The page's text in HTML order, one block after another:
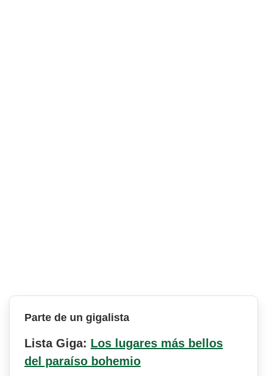
Parte de un gigalista
Lista Giga: Los lugares más bellos
del paraíso bohemio